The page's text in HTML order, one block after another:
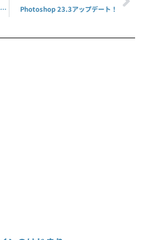
Adobe Fontsに日本語書体追加な模様！ Photoshop 23.3アップデート！